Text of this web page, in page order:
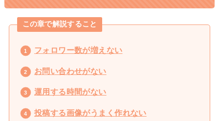
この章で解説すること
フォロワー数が増えない
お問い合わせがない
運用する時間がない
投稿する画像がうまく作れない